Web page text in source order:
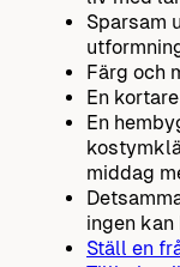
Sparsam
Färg och
En
En
middag
ingen
Ställ en